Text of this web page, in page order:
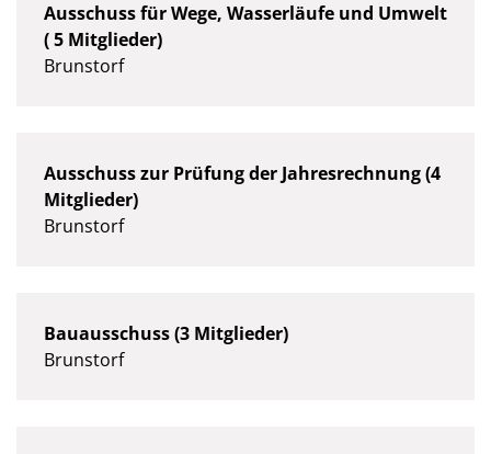
Ausschuss für Wege, Wasserläufe und Umwelt
( 5 Mitglieder)
Brunstorf
Ausschuss zur Prüfung der Jahresrechnung (4
Mitglieder)
Brunstorf
Bauausschuss (3 Mitglieder)
Brunstorf